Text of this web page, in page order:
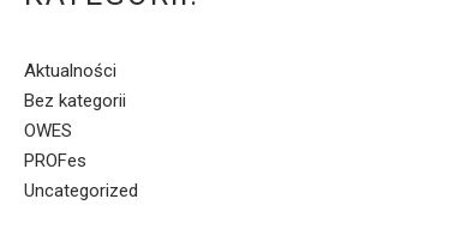
Aktualności
Bez kategorii
OWES
PROFes
Uncategorized